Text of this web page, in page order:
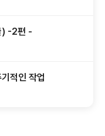
이클립스를 사용한 앤트 활용법 (한글) -2편 -
적인 작업